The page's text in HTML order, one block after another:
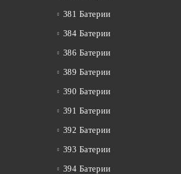
381 Батерии
384 Батерии
386 Батерии
389 Батерии
390 Батерии
391 Батерии
392 Батерии
393 Батерии
394 Батерии